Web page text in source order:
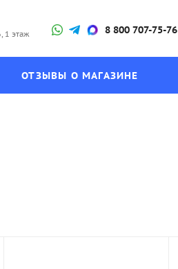
1 этаж
8 800 707-75-76
ОТЗЫВЫ О МАГАЗИНЕ